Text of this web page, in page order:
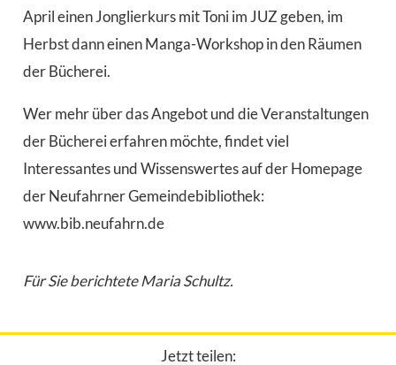
April einen Jonglierkurs mit Toni im JUZ geben, im
Herbst dann einen Manga-Workshop in den Räumen
der Bücherei.
Wer mehr über das Angebot und die Veranstaltungen
der Bücherei erfahren möchte, findet viel
Interessantes und Wissenswertes auf der Homepage
der Neufahrner Gemeindebibliothek:
www.bib.neufahrn.de
Für Sie berichtete Maria Schultz.
Jetzt teilen: